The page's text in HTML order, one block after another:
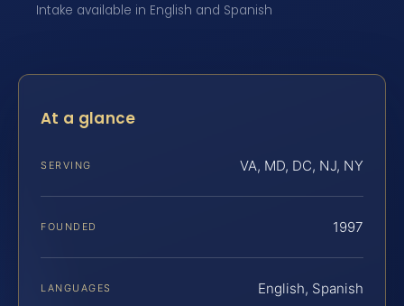
Intake available in English and Spanish
At a glance
SERVING VA, MD, DC, NJ, NY
FOUNDED 1997
LANGUAGES English, Spanish